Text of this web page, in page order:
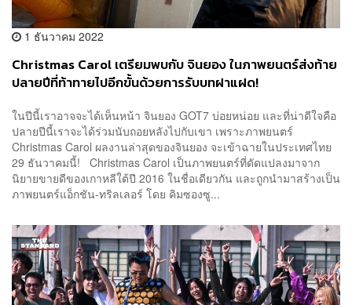
1 ธันวาคม 2022
Christmas Carol เตรียมพบกับ จินยอง ในภาพยนตร์ส่งท้าย
ปลายปีที่ท้าทายไปอีกขั้นด้วยการรับบทฝาแฝด!
ในปีนี้เราอาจจะได้เห็นหน้า จินยอง GOT7 บ่อยหน่อย และที่น่าดีใจคือ
ปลายปีนี้เราจะได้ร่วมนับถอยหลังไปกับเขา เพราะภาพยนตร์
Christmas Carol ผลงานล่าสุดของจินยอง จะเข้าฉายในประเทศไทย
29 ธันวาคมนี้! Christmas Carol เป็นภาพยนตร์ที่ดัดแปลงมาจาก
นิยายขายดีของเกาหลีใต้ปี 2016 ในชื่อเดียวกัน และถูกนำมาสร้างเป็น
ภาพยนตร์แอ็กชัน-ทริลเลอร์ โดย คิมซองซู...